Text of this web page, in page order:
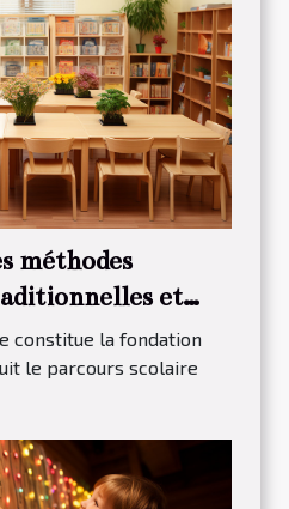
méthodes
et
l'éducation
constitue la fondation
le parcours scolaire